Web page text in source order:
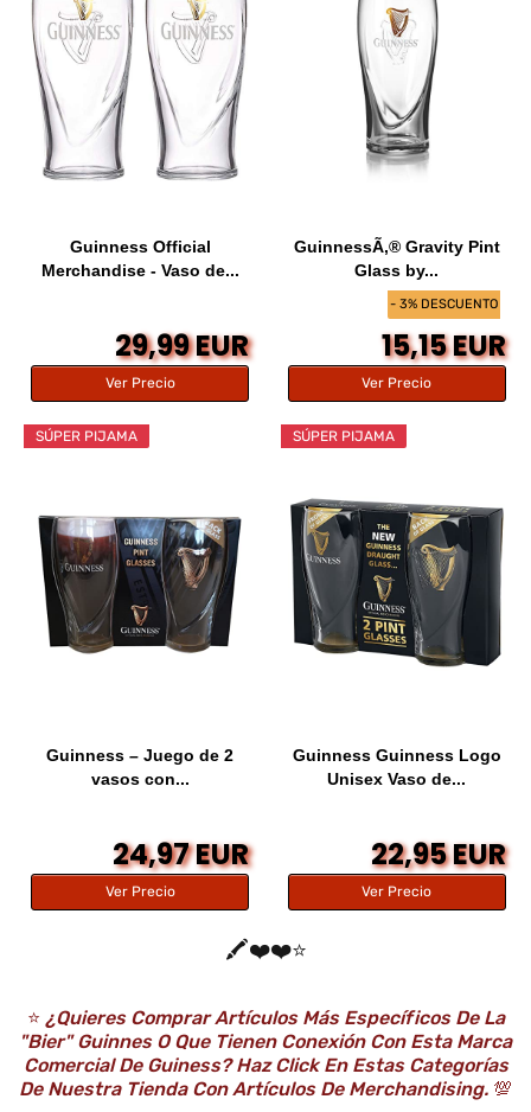
Guinness Official
Merchandise - Vaso de...
29,99 EUR
Ver Precio
- 3% DESCUENTO
GuinnessÃ‚® Gravity Pint
Glass by...
15,15 EUR
Ver Precio
SÚPER PIJAMA
Guinness – Juego de 2
vasos con...
24,97 EUR
Ver Precio
SÚPER PIJAMA
Guinness Guinness Logo
Unisex Vaso de...
22,95 EUR
Ver Precio
🖍️❤️❤️⭐️
⭐️ ¿Quieres Comprar Artículos Más Específicos De La
"bier" Guinnes O Que Tienen Conexión Con Esta Marca
Comercial De Guiness? Haz Click En Estas Categorías
De Nuestra Tienda Con Artículos De Merchandising. 💯